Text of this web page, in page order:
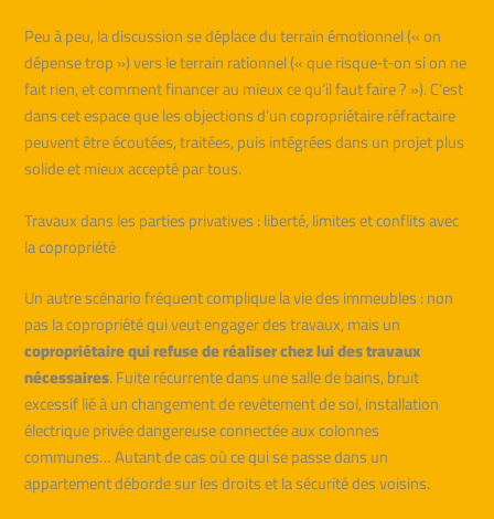
Peu à peu, la discussion se déplace du terrain émotionnel (« on
dépense trop ») vers le terrain rationnel (« que risque‑t‑on si on ne
fait rien, et comment financer au mieux ce qu’il faut faire ? »). C’est
dans cet espace que les objections d’un copropriétaire réfractaire
peuvent être écoutées, traitées, puis intégrées dans un projet plus
solide et mieux accepté par tous.
Travaux dans les parties privatives : liberté, limites et conflits avec
la copropriété
Un autre scénario fréquent complique la vie des immeubles : non
pas la copropriété qui veut engager des travaux, mais un
copropriétaire qui refuse de réaliser chez lui des travaux
nécessaires. Fuite récurrente dans une salle de bains, bruit
excessif lié à un changement de revêtement de sol, installation
électrique privée dangereuse connectée aux colonnes
communes… Autant de cas où ce qui se passe dans un
appartement déborde sur les droits et la sécurité des voisins.